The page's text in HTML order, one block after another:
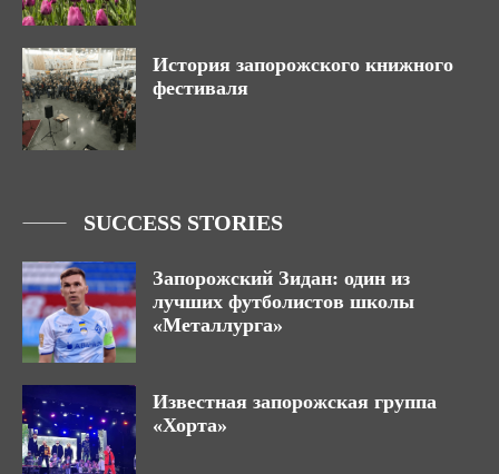
История запорожского книжного
фестиваля
SUCCESS STORIES
Запорожский Зидан: один из
лучших футболистов школы
«Металлурга»
Известная запорожская группа
«Хорта»